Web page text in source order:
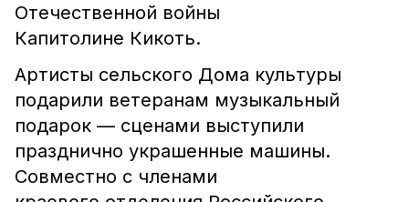
Отечественной войны
Капитолине Кикоть.
Артисты сельского Дома культуры
подарили ветеранам музыкальный
подарок — сценами выступили
празднично украшенные машины.
Совместно с членами